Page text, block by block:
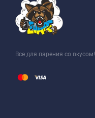
Все для парения со вкусом!